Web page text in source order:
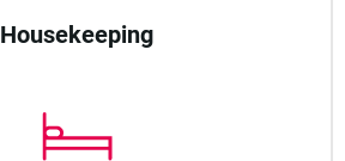
Housekeeping